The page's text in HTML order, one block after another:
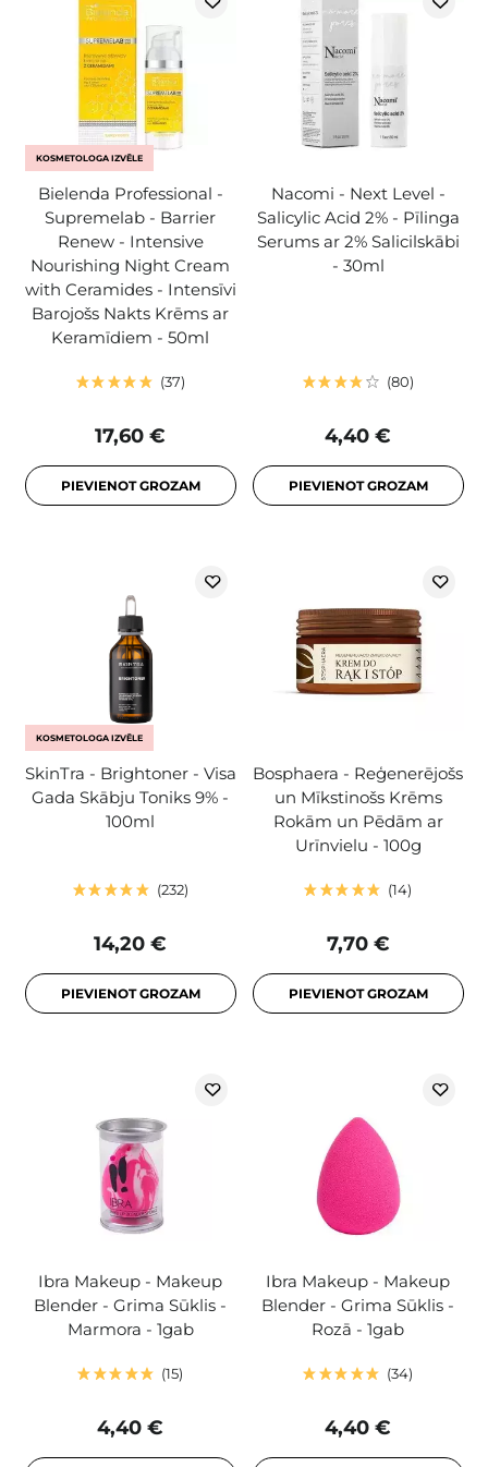
KOSMETOLOGA IZVĒLE
Bielenda Professional -
Supremelab - Barrier
Renew - Intensive
Nourishing Night Cream
with Ceramides - Intensīvi
Barojošs Nakts Krēms ar
Keramīdiem - 50ml
37
17,60 €
PIEVIENOT GROZAM
Nacomi - Next Level -
Salicylic Acid 2% - Pīlinga
Serums ar 2% Salicilskābi
- 30ml
80
4,40 €
PIEVIENOT GROZAM
KOSMETOLOGA IZVĒLE
SkinTra - Brightoner - Visa
Gada Skābju Toniks 9% -
100ml
232
14,20 €
PIEVIENOT GROZAM
Bosphaera - Reģenerējošs
un Mīkstinošs Krēms
Rokām un Pēdām ar
Urīnvielu - 100g
14
7,70 €
PIEVIENOT GROZAM
Ibra Makeup - Makeup
Blender - Grima Sūklis -
Marmora - 1gab
15
4,40 €
Ibra Makeup - Makeup
Blender - Grima Sūklis -
Rozā - 1gab
34
4,40 €